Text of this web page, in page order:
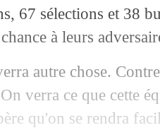
67 sélections et 38
à leurs
autre chose.
verra ce que cette
qu'on se rendra
explique son rôle
de Fonseca
XXL fixé pour